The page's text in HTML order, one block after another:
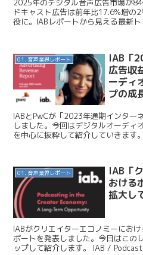
2025年のデジタル音声広告市場が
ドキャスト広告は前年比17.6%増の
役に。IABレポートから見える最新
01. 音声業界レポート
IAB「
広告収
ーディ
プの成
IABとPwCが「2023年通期インター
しました。今回はデジタルオーディ
を中心に抜粋して紹介していきま
01. 音声業界レポート
IAB「
おける
拡大し
IABがクリエイターエコノミーにお
ポートを発表しました。今日はこの
ップして紹介します。 IAB /